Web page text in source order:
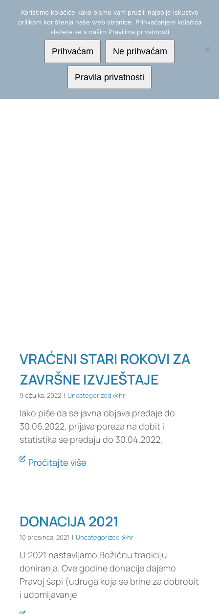
+(385) 1 488 2555 | info@mereor.hr
VRAĆENI STARI ROKOVI ZA
ZAVRŠNE IZVJEŠTAJE
9 ožujka, 2022 | Uncategorized @hr
Iako piše da se javna objava predaje do
30.06.2022, prijava poreza na dobit i
statistika se predaju do 30.04.2022,
Pročitajte više
DONACIJA 2021
10 prosinca, 2021 | Uncategorized @hr
U 2021 nastavljamo Božićnu tradiciju
doniranja. Ove godine donacije dajemo
Pravoj šapi (udruga koja se brine za dobrobit
i udomljavanje
Koristimo kolačiće kako bismo vam pružili najbolje iskustvo
prilikom korištenja naše web stranice. Prihvaćanjem kolačića
slažete se s našim Pravilima privatnosti
Prihvaćam Ne prihvaćam
Pravila privatnosti